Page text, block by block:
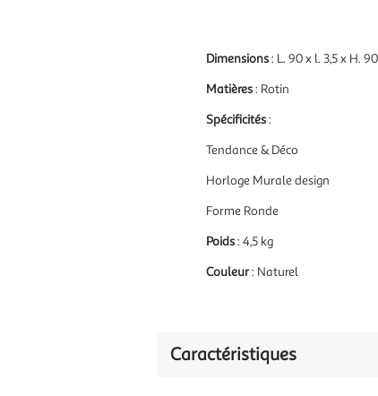
Dimensions: L. 90 x l. 3,5 x H.
Matières: Rotin
Spécificités:
Tendance & Déco
Horloge Murale design
Forme Ronde
Poids: 4,5 kg
Couleur: Naturel
Caractéristiques